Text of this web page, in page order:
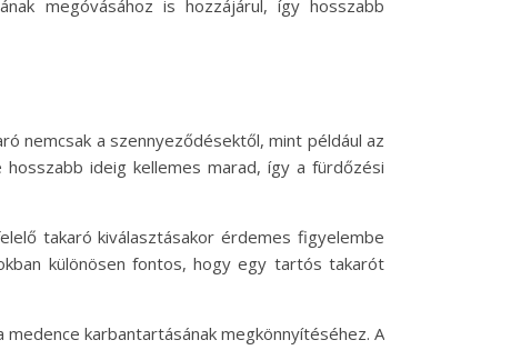
megóvásához is hozzájárul, így hosszabb
nemcsak a szennyeződésektől, mint például az
ideig kellemes marad, így a fürdőzési
takaró kiválasztásakor érdemes figyelembe
különösen fontos, hogy egy tartós takarót
karbantartásának megkönnyítéséhez. A